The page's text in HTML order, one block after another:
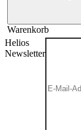
Warenkorb
Helios
Newsletter